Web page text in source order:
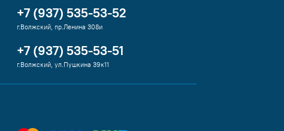
+7 (937) 535-53-52
г.Волжский, пр.Ленина 308и
+7 (937) 535-53-51
г.Волжский, ул.Пушкина 39к11